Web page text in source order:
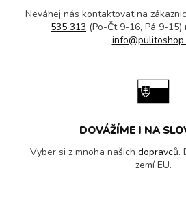
Neváhej nás kontaktovat na
535 313 (Po-Čt 9-16, Pá 9-
DOVÁŽÍME I NA
Vyber si z mnoha našich dopravců.
zemí EU.